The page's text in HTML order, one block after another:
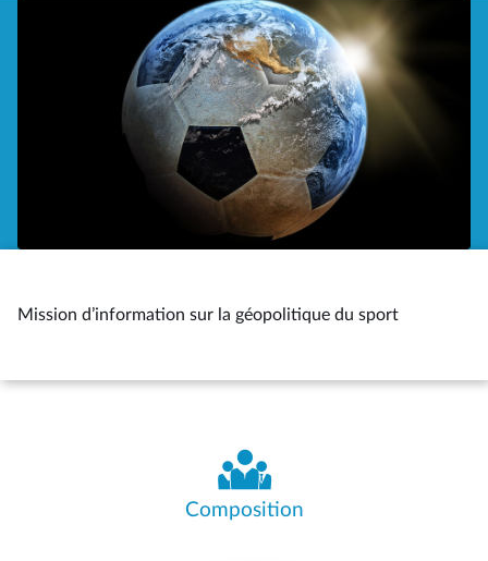
Mission d’information sur la géopolitique du sport
Composition